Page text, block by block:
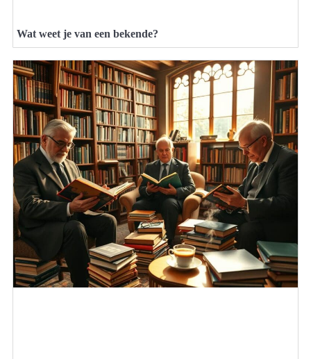
Wat weet je van een bekende?